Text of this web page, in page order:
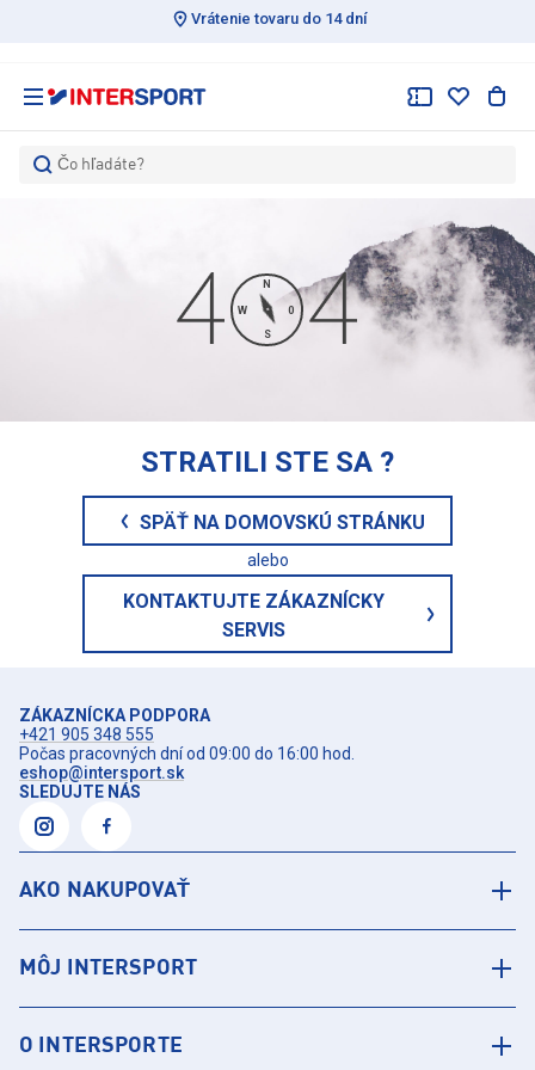
Vrátenie tovaru do 14 dní
Čo hľadáte?
N
0
S
W
STRATILI STE SA ?
SPÄŤ NA DOMOVSKÚ STRÁNKU
alebo
KONTAKTUJTE ZÁKAZNÍCKY
SERVIS
ZÁKAZNÍCKA PODPORA
+421 905 348 555
Počas pracovných dní od 09:00 do 16:00 hod.
eshop@intersport.sk
SLEDUJTE NÁS
AKO NAKUPOVAŤ
MÔJ INTERSPORT
O INTERSPORTE